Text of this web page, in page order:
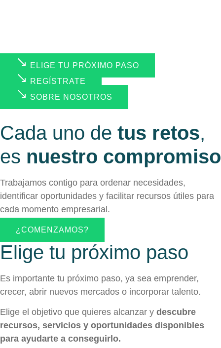
ELIGE TU PRÓXIMO PASO
REGÍSTRATE
SOBRE NOSOTROS
Cada uno de tus retos,
es nuestro compromiso
Trabajamos contigo para ordenar necesidades,
identificar oportunidades y facilitar recursos útiles para
cada momento empresarial.
¿COMENZAMOS?
Elige tu próximo paso
Es importante tu próximo paso, ya sea emprender,
crecer, abrir nuevos mercados o incorporar talento.
Elige el objetivo que quieres alcanzar y descubre
recursos, servicios y oportunidades disponibles
para ayudarte a conseguirlo.